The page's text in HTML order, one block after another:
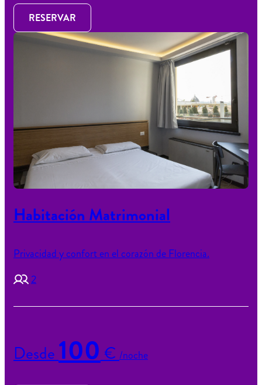
RESERVAR
Habitación Matrimonial
Privacidad y confort en el corazón de Florencia.
2
Desde100€ /noche